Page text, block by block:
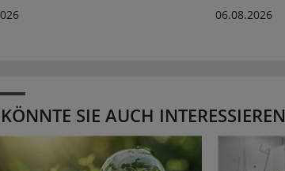
06.08.2026
SIE AUCH INTERESSIEREN